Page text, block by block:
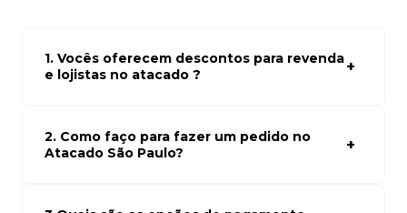
1. Vocês oferecem descontos para revenda
e lojistas no atacado ?
atacado empresas e compre com os melhores preços
para seu modelo de negócio
2. Como faço para fazer um pedido no
Atacado São Paulo?